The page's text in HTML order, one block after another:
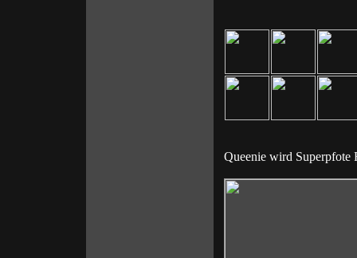
Queenie wird Superpfote